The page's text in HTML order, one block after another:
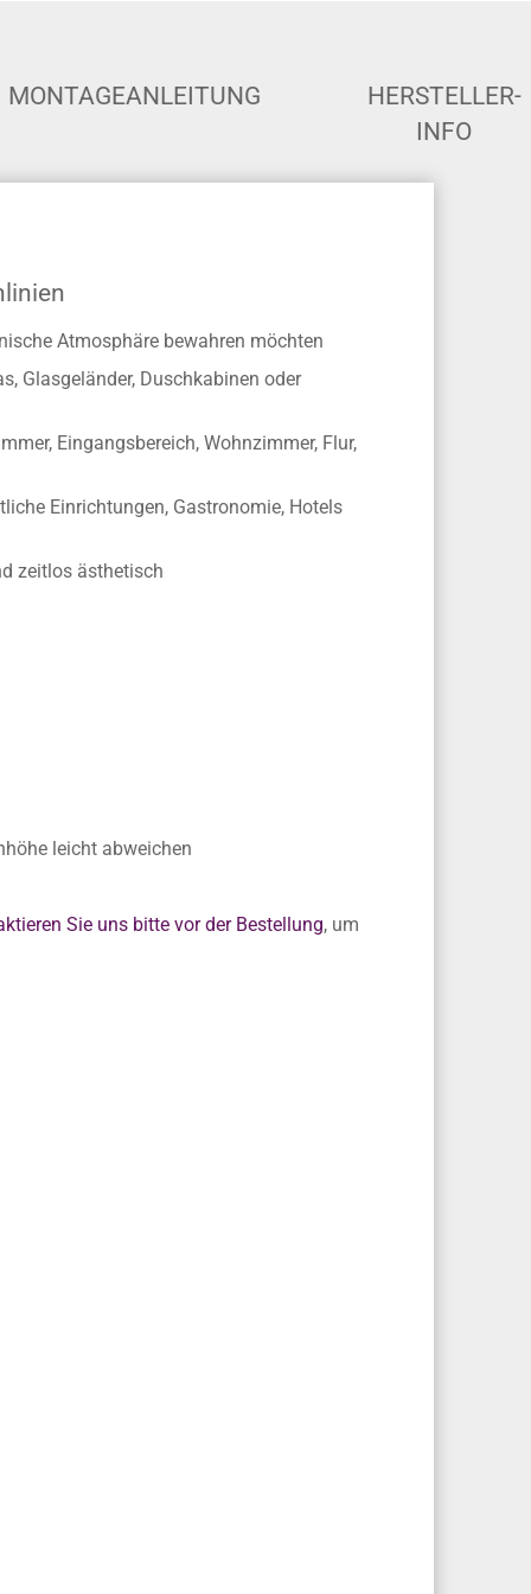
MONTAGEANLEITUNG
HERSTELLER-
INFO
Atmosphäre bewahren möchten
Glasgeländer, Duschkabinen oder
Eingangsbereich, Wohnzimmer, Flur,
Einrichtungen, Gastronomie, Hotels
zeitlos ästhetisch
leicht abweichen
Sie uns bitte vor der Bestellung, um